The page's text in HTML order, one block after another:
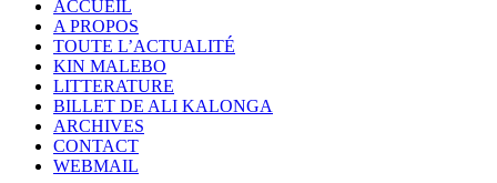
ACCUEIL
A PROPOS
TOUTE L’ACTUALITÉ
KIN MALEBO
LITTERATURE
BILLET DE ALI KALONGA
ARCHIVES
CONTACT
WEBMAIL